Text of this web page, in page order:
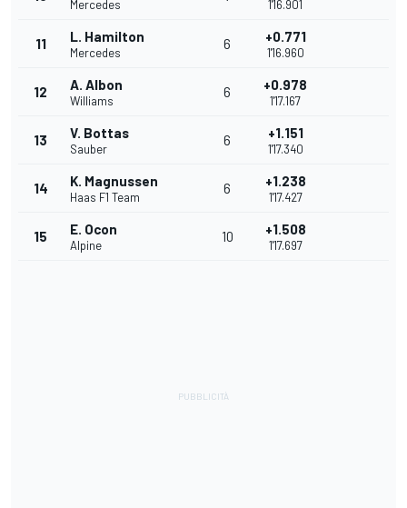
Mercedes 1'16.901
11 L. Hamilton
Mercedes
6 +0.771
1'16.960
12 A. Albon
Williams
6 +0.978
1'17.167
13 V. Bottas
Sauber
6 +1.151
1'17.340
14 K. Magnussen
Haas F1 Team
6 +1.238
1'17.427
15 E. Ocon
Alpine
10 +1.508
1'17.697